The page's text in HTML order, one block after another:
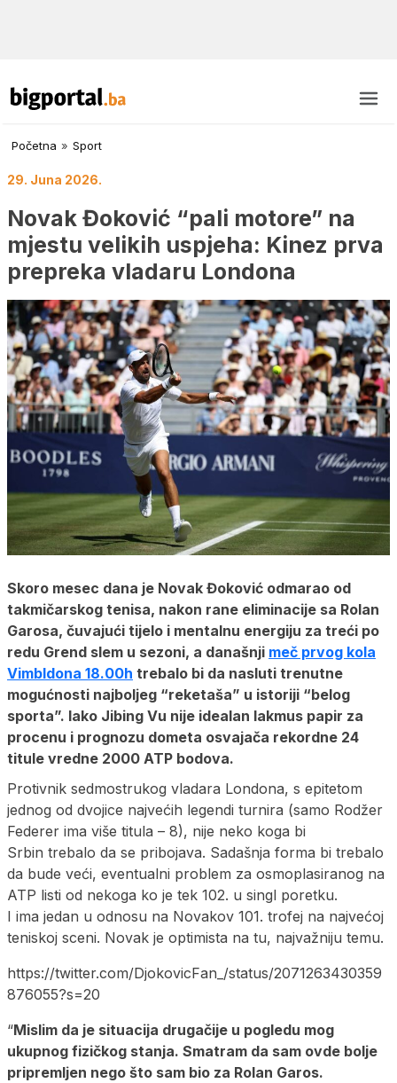
Početna » Sport
29. Juna 2026.
Novak Đoković “pali motore” na
mjestu velikih uspjeha: Kinez prva
prepreka vladaru Londona
Skoro mesec dana je Novak Đoković odmarao od
takmičarskog tenisa, nakon rane eliminacije sa Rolan
Garosa, čuvajući tijelo i mentalnu energiju za treći po
redu Grend slem u sezoni, a današnji meč prvog kola
Vimbldona 18.00h trebalo bi da nasluti trenutne
mogućnosti najboljeg “reketaša” u istoriji “belog
sporta”. Iako Jibing Vu nije idealan lakmus papir za
procenu i prognozu dometa osvajača rekordne 24
titule vredne 2000 ATP bodova.
Protivnik sedmostrukog vladara Londona, s epitetom
jednog od dvojice najvećih legendi turnira (samo Rodžer
Federer ima više titula – 8), nije neko koga bi
Srbin trebalo da se pribojava. Sadašnja forma bi trebalo
da bude veći, eventualni problem za osmoplasiranog na
ATP listi od nekoga ko je tek 102. u singl poretku.
I ima jedan u odnosu na Novakov 101. trofej na najvećoj
teniskoj sceni. Novak je optimista na tu, najvažniju temu.
https://twitter.com/DjokovicFan_/status/2071263430359
876055?s=20
“Mislim da je situacija drugačije u pogledu mog
ukupnog fizičkog stanja. Smatram da sam ovde bolje
pripremljen nego što sam bio za Rolan Garos.